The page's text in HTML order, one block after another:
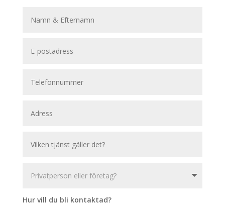
Hur vill du bli kontaktad?